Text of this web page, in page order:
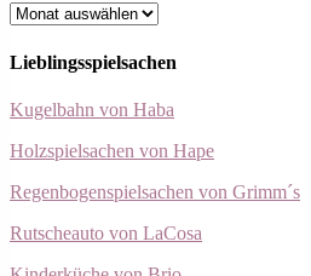
Aus
Archiv
Lieblingsspielsachen
Kugelbahn von Haba
Holzspielsachen von Hape
Regenbogenspielsachen von Grimm´s
Rutscheauto von LaCosa